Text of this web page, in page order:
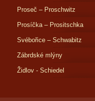
Proseč – Proschwitz
Prosíčka – Prositschka
Svébořice – Schwabitz
Zábrdské mlýny
Židlov - Schiedel